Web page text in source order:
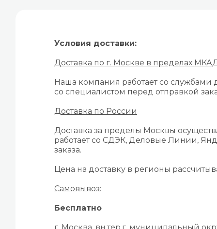
Условия доставки:
Доставка по г. Москве в пределах
Наша компания работает со службами
со специалистом перед отправкой
Доставка по России
Доставка за пределы Москвы
работает со СДЭК, Деловые Линии,
заказа.
Цена на доставку в регионы
Самовывоз:
Бесплатно